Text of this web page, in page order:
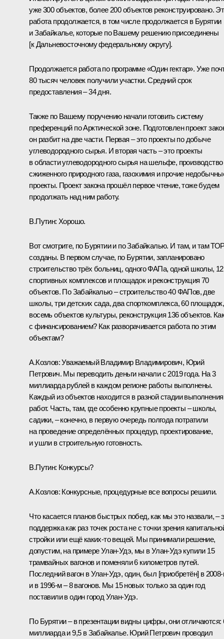
уже 300 объектов, более 200 объектов реконструировано.
работа продолжается, в том числе продолжается в Бурятии
и Забайкалье, которые по Вашему решению присоединены
[к Дальневосточному федеральному округу].
Продолжается работа по программе «Один гектар». Уже
80 тысяч человек получили участки. Средний срок
предоставления – 34 дня.
Также по Вашему поручению начали готовить систему
преференций по Арктической зоне. Подготовлен проект
он разбит на две части. Первая – это проекты по добыче
углеводородного сырья. И вторая часть – это проекты
в области углеводородного сырья на шельфе, производство
сжиженного природного газа, газохимия и прочие
проекты. Проект закона прошёл первое чтение, тоже будем
продолжать над ним работу.
В.Путин: Хорошо.
Вот смотрите, по Бурятии и по Забайкалью. И там, и там
созданы. В первом случае, по Бурятии, запланировано
строительство трёх больниц, одного ФАПа, одной школы, 12
спортивных комплексов и площадок и реконструкция 70
объектов. По Забайкалью – строительство 40 ФАПов, две
школы, три детских сада, два спорткомплекса, 60 площадок,
восемь объектов культуры, реконструкция 136 объектов.
с финансированием? Как разворачивается работа по этим
объектам?
А.Козлов: Уважаемый Владимир Владимирович, Юрий
Петрович. Мы переводить деньги начали с 2019 года. На 3
миллиарда рублей в каждом регионе работы выполнены.
Каждый из объектов находится в разной стадии выполнения
работ. Часть, там, где особенно крупные проекты – школы,
садики, – конечно, в первую очередь полгода потратили
на проведение определённых процедур, проектирование,
и ушли в строительную готовность.
В.Путин: Конкурсы?
А.Козлов: Конкурсные, процедурные все вопросы решили.
Что касается планов быстрых побед, как мы это назвали, –
поддержка как раз точек роста не с точки зрения
стройки или ещё каких-то вещей. Мы принимали решение,
допустим, на примере Улан-Удэ, мы в Улан-Удэ купили 15
трамвайных вагонов и поменяли 6 километров путей.
Последний вагон в Улан-Удэ, один, был [приобретён] в
и в 1996-м – 8 вагонов. Мы 15 новых только за один год
поставили в один город Улан-Удэ.
По Бурятии – в презентации видны цифры, они отличаются:
миллиарда и 9,5 в Забайкалье. Юрий Петрович проводил